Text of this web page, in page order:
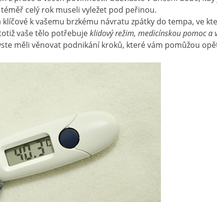
celý rok museli vyležet pod peřinou.
k vašemu brzkému návratu zpátky do tempa, ve
vaše tělo potřebujeklidový režim, medicínskou pomoc a
měli věnovat podnikání kroků, které vám pomůžou